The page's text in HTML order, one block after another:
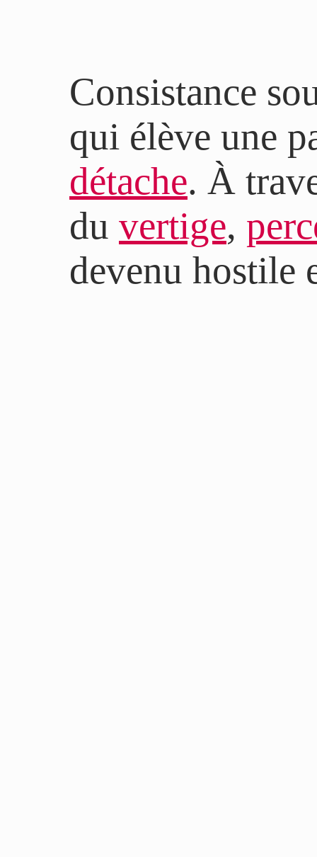
Consistance
qui élève une
détache. À
du vertige,
devenu hostile